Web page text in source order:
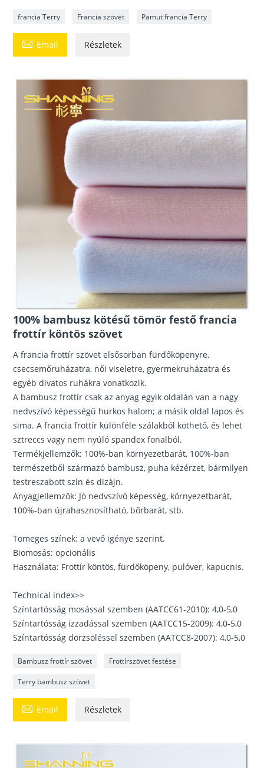
francia Terry Francia szövet Pamut francia Terry
 Email Részletek
100% bambusz kötésű tömör festő francia
frottír köntös szövet
A francia frottír szövet elsősorban fürdőköpenyre,
csecsemőruházatra, női viseletre, gyermekruházatra és
egyéb divatos ruhákra vonatkozik.
A bambusz frottír csak az anyag egyik oldalán van a nagy
nedvszívó képességű hurkos halom; a másik oldal lapos és
sima. A francia frottír különféle szálakból köthető, és lehet
sztreccs vagy nem nyúló spandex fonalból.
Termékjellemzők: 100%-ban környezetbarát, 100%-ban
természetből származó bambusz, puha kézérzet, bármilyen
testreszabott szín és dizájn.
Anyagjellemzők: Jó nedvszívó képesség, környezetbarát,
100%-ban újrahasznosítható, bőrbarát, stb.
Tömeges színek: a vevő igénye szerint.
Biomosás: opcionális
Használata: Frottír köntös, fürdőköpeny, pulóver, kapucnis.
Technical index>>
Színtartósság mosással szemben (AATCC61-2010): 4,0-5,0
Színtartósság izzadással szemben (AATCC15-2009): 4,0-5,0
Színtartósság dörzsöléssel szemben (AATCC8-2007): 4,0-5,0
Bambusz frottír szövet Frottírszövet festése
Terry bambusz szövet
 Email Részletek